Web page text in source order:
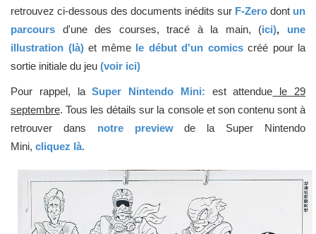
retrouvez ci-dessous des documents inédits sur F-Zero dont un
parcours d'une des courses, tracé à la main, (ici), une
illustration (là) et même le début d'un comicscréé pour la
sortie initiale du jeu (voir ici)
Pour rappel, laSuper Nintendo Mini: est attendue le 29
septembre. Tous les détails sur la console et son contenu sont à
retrouver dans notre previewde la Super Nintendo
Mini, cliquez là.